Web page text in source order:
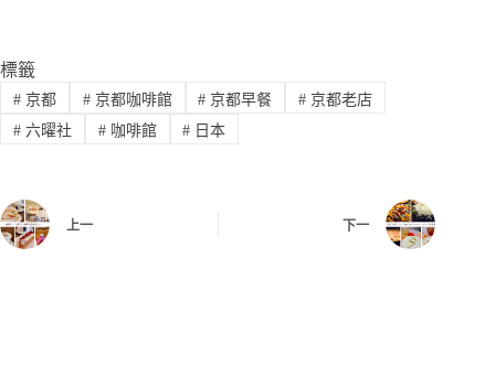
標籤
#京都 #京都咖啡館 # 京都早餐 # 京都老店
#六曜社 #咖啡館 # 日本
上一 下一